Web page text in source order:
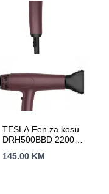
TESLA Fen za kosu
DRH500BBD 2200W
Bordo / LED Display
145.00 KM